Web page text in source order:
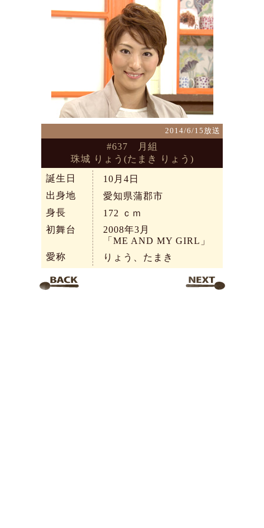
2014/6/15放送
#637 月組
珠城 りょう(たまき りょう)
誕生日
10月4日
出身地
愛知県蒲郡市
身長
172
ｃｍ
初舞台
2008年3月
「ME AND MY GIRL」
愛称
りょう、たまき